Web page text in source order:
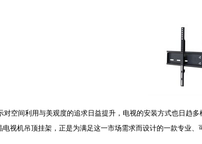
对空间利用与美观度的追求日益提升，电视的安装方式也日趋
视机吊顶挂架，正是为满足这一市场需求而设计的一款专业、